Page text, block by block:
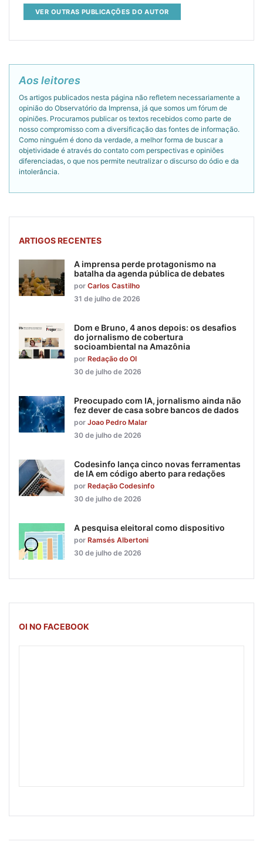
VER OUTRAS PUBLICAÇÕES DO AUTOR
Aos leitores
Os artigos publicados nesta página não refletem necessariamente a
opinião do Observatório da Imprensa, já que somos um fórum de
opiniões. Procuramos publicar os textos recebidos como parte de
nosso compromisso com a diversificação das fontes de informação.
Como ninguém é dono da verdade, a melhor forma de buscar a
objetividade é através do contato com perspectivas e opiniões
diferenciadas, o que nos permite neutralizar o discurso do ódio e da
intolerância.
ARTIGOS RECENTES
A imprensa perde protagonismo na
batalha da agenda pública de debates
por Carlos Castilho
31 de julho de 2026
Dom e Bruno, 4 anos depois: os desafios
do jornalismo de cobertura
socioambiental na Amazônia
por Redação do OI
30 de julho de 2026
Preocupado com IA, jornalismo ainda não
fez dever de casa sobre bancos de dados
por Joao Pedro Malar
30 de julho de 2026
Codesinfo lança cinco novas ferramentas
de IA em código aberto para redações
por Redação Codesinfo
30 de julho de 2026
A pesquisa eleitoral como dispositivo
por Ramsés Albertoni
30 de julho de 2026
OI NO FACEBOOK